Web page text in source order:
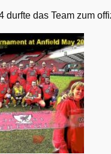
durfte das Team zum